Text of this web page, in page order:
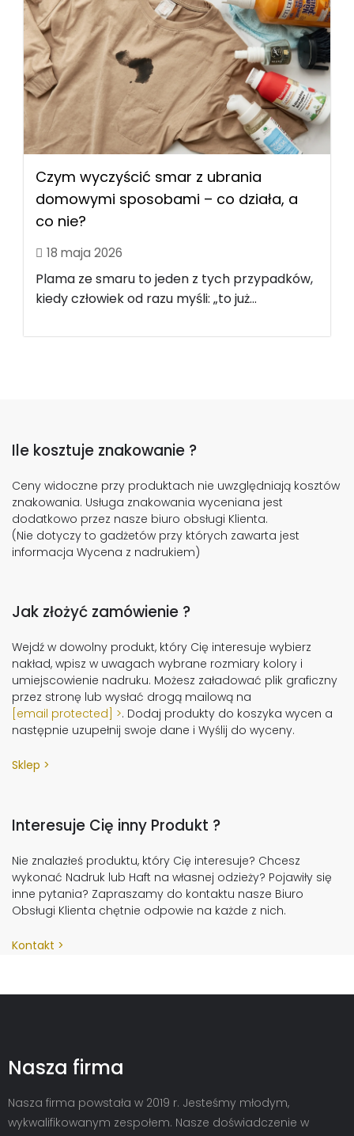
Czym wyczyścić smar z ubrania
domowymi sposobami – co działa, a
co nie?
18 maja 2026
Plama ze smaru to jeden z tych przypadków,
kiedy człowiek od razu myśli: „to już...
Ile kosztuje znakowanie ?
Ceny widoczne przy produktach nie uwzględniają kosztów
znakowania. Usługa znakowania wyceniana jest
dodatkowo przez nasze biuro obsługi Klienta.
(Nie dotyczy to gadżetów przy których zawarta jest
informacja Wycena z nadrukiem)
Jak złożyć zamówienie ?
Wejdź w dowolny produkt, który Cię interesuje wybierz
nakład, wpisz w uwagach wybrane rozmiary kolory i
umiejscowienie nadruku. Możesz załadować plik graficzny
przez stronę lub wysłać drogą mailową na
[email protected]
. Dodaj produkty do koszyka wycen a
następnie uzupełnij swoje dane i Wyślij do wyceny.
Sklep
Interesuje Cię inny Produkt ?
Nie znalazłeś produktu, który Cię interesuje? Chcesz
wykonać Nadruk lub Haft na własnej odzieży? Pojawiły się
inne pytania? Zapraszamy do kontaktu nasze Biuro
Obsługi Klienta chętnie odpowie na każde z nich.
Kontakt
Nasza firma
Nasza firma powstała w 2019 r. Jesteśmy młodym,
wykwalifikowanym zespołem. Nasze doświadczenie w